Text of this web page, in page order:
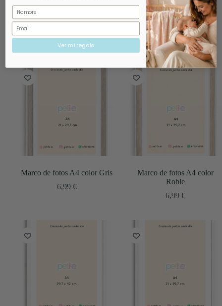
Marco de fotos A3 color Gris
Marco de fotos A3 color
Roble
10,99€
Marco de fotos A4 color Gris
6,99 €
Marco de fotos A4 color
Roble
6,99 €
Nombre
Email
Ver mi regalo